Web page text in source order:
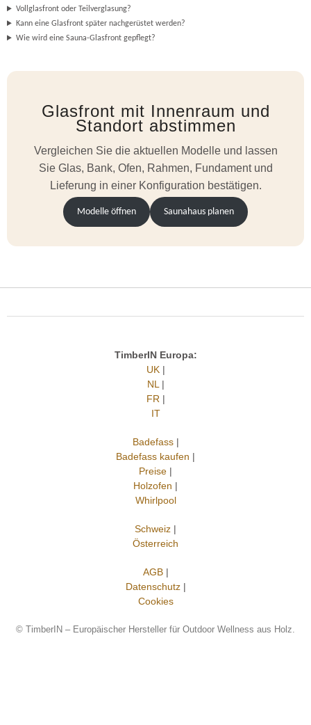
Vollglasfront oder Teilverglasung?
Kann eine Glasfront später nachgerüstet werden?
Wie wird eine Sauna-Glasfront gepflegt?
Glasfront mit Innenraum und
Standort abstimmen
Vergleichen Sie die aktuellen Modelle und lassen
Sie Glas, Bank, Ofen, Rahmen, Fundament und
Lieferung in einer Konfiguration bestätigen.
Modelle öffnen Saunahaus planen
TimberIN Europa:
UK|
NL|
FR|
IT
Badefass|
Badefass kaufen |
Preise |
Holzofen |
Whirlpool
Schweiz |
Österreich
AGB|
Datenschutz|
Cookies
© TimberIN – Europäischer Hersteller für Outdoor Wellness aus Holz.